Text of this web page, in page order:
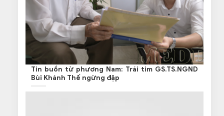
Tin buồn từ phương Nam: Trái tim GS.TS.NGND
Bùi Khánh Thế ngừng đập